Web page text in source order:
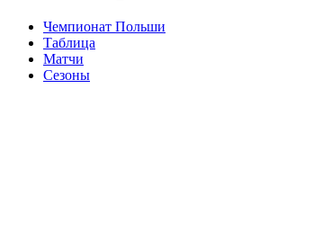
Чемпионат Польши
Таблица
Матчи
Сезоны